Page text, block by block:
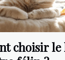
choisir